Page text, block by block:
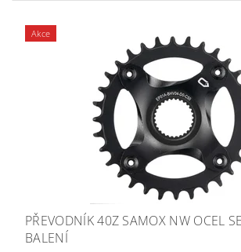
Akce
PŘEVODNÍK 40Z SAMOX NW OCEL
BALENÍ